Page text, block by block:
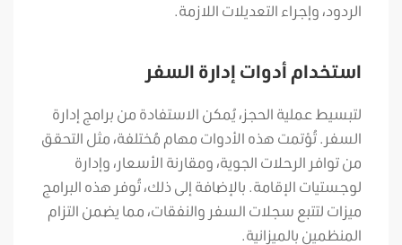
الردود، وإجراء التعديلات اللازمة.
استخدام أدوات إدارة السفر
لتبسيط عملية الحجز، يُمكن الاستفادة من برامج إدارة
السفر. تُؤتمت هذه الأدوات مهام مُختلفة، مثل التحقق
من توافر الرحلات الجوية، ومقارنة الأسعار، وإدارة
لوجستيات الإقامة. بالإضافة إلى ذلك، تُوفر هذه البرامج
ميزات لتتبع سجلات السفر والنفقات، مما يضمن التزام
المنظمين بالميزانية.